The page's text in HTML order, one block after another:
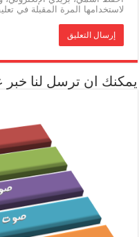
لاستخدامها المرة المقبلة في
يمكنك ان ترسل لنا